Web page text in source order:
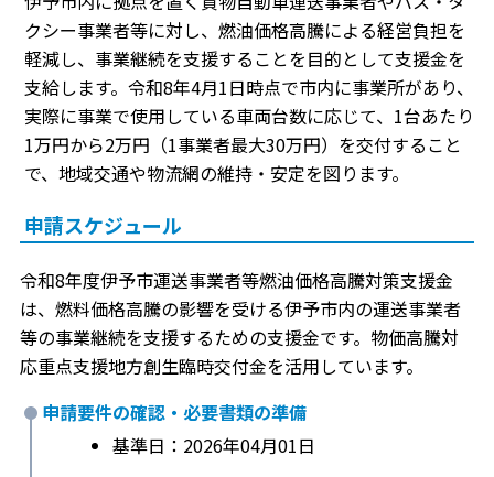
クシー事業者等に対し、燃油価格高騰による経営負担を
軽減し、事業継続を支援することを目的として支援金を
支給します。令和8年4月1日時点で市内に事業所があり、
実際に事業で使用している車両台数に応じて、1台あたり
1万円から2万円（1事業者最大30万円）を交付すること
で、地域交通や物流網の維持・安定を図ります。
申請スケジュール
令和8年度伊予市運送事業者等燃油価格高騰対策支援金
は、燃料価格高騰の影響を受ける伊予市内の運送事業者
等の事業継続を支援するための支援金です。物価高騰対
応重点支援地方創生臨時交付金を活用しています。
申請要件の確認・必要書類の準備
基準日：2026年04月01日